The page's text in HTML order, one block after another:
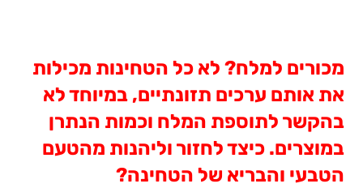
מכורים למלח? לא כל הטחינות מכילות
את אותם ערכים תזונתיים, במיוחד לא
בהקשר לתוספת המלח וכמות הנתרן
במוצרים. כיצד לחזור וליהנות מהטעם
הטבעי והבריא של הטחינה?